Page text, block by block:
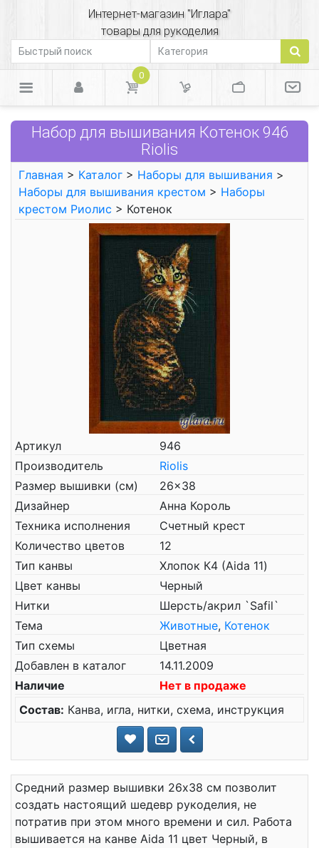
Интернет-магазин "Иглара"
товары для рукоделия
0
Набор для вышивания Котенок 946
Riolis
Главная > Каталог > Наборы для вышивания >
Наборы для вышивания крестом > Наборы
крестом Риолис > Котенок
Артикул
946
Производитель
Riolis
Размер вышивки (см)
26x38
Дизайнер
Анна Король
Техника исполнения
Счетный крест
Количество цветов
12
Тип канвы
Хлопок К4 (Aida 11)
Цвет канвы
Черный
Нитки
Шерсть/акрил `Safil`
Тема
Животные, Котенок
Тип схемы
Цветная
Добавлен в каталог
14.11.2009
Наличие
Нет в продаже
Состав: Канва, игла, нитки, схема, инструкция
Средний размер вышивки 26x38 см позволит
создать настоящий шедевр рукоделия, не
потратив при этом много времени и сил. Работа
вышивается на канве Aida 11 цвет Черный, в